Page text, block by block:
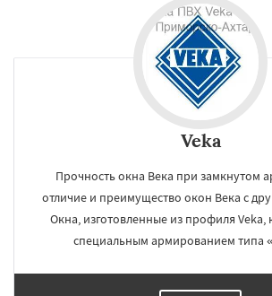
Veka
Прочность окна Века при замкнутом
отличие и преимущество окон Века с
Окна, изготовленные из профиля Veka,
специальным армированием типа